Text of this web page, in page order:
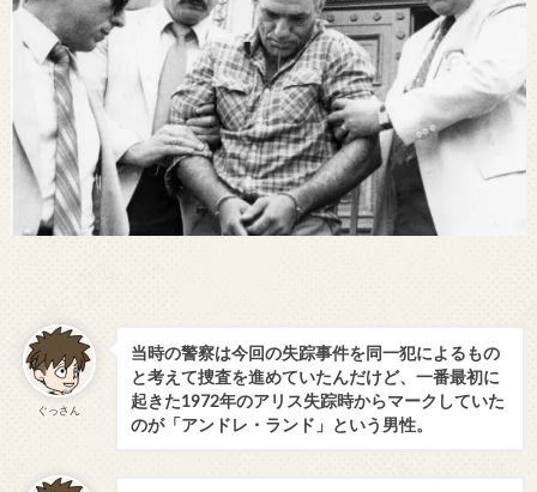
ぐっさん
当時の警察は今回の失踪事件を同一犯によるもの
と考えて捜査を進めていたんだけど、一番最初に
起きた1972年のアリス失踪時からマークしていた
のが「アンドレ・ランド」という男性。